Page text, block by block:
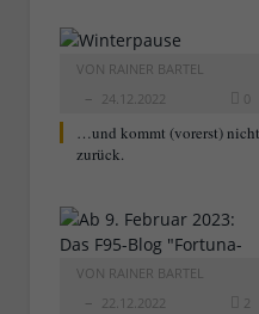
VON RAINER BARTEL
24.12.2022
0
…und kommt (vorerst) nicht
zurück.
VON RAINER BARTEL
22.12.2022
2